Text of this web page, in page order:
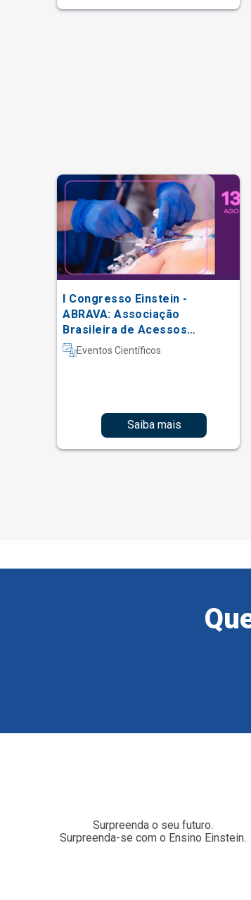
I Congresso Einstein -
ABRAVA: Associação
Brasileira de Acessos
Vasculares
Eventos Científicos
Saiba mais
Surpreenda o seu futuro.
Surpreenda-se com o Ensino Einstein.